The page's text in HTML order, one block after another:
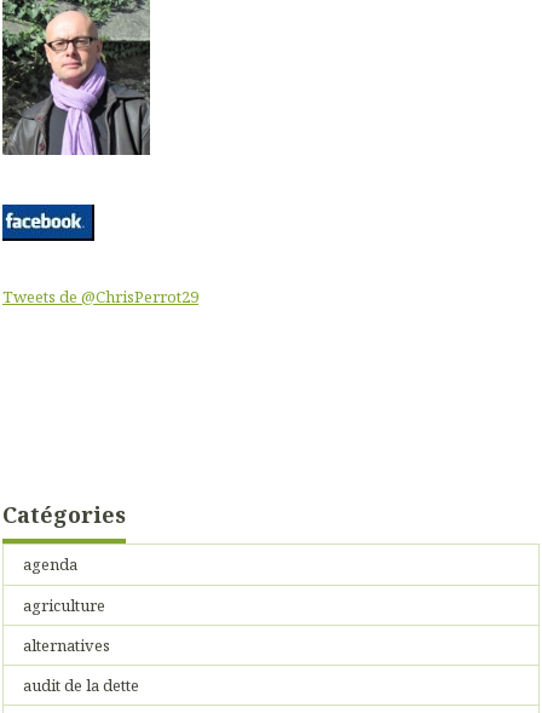
Tweets de @ChrisPerrot29
Catégories
agenda
agriculture
alternatives
audit de la dette